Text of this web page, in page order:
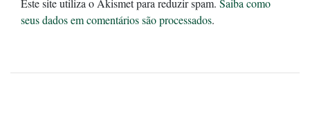
Este site utiliza o Akismet para reduzir spam. Saiba como
seus dados em comentários são processados.